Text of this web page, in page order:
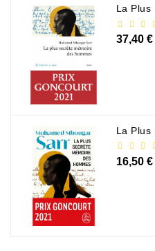
37,40 €
16,50 €